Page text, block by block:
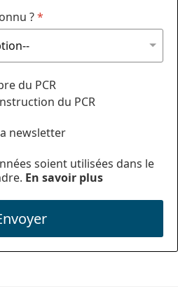
?*
du PCR
du PCR
newsletter
soient utilisées dans le
En savoir plus